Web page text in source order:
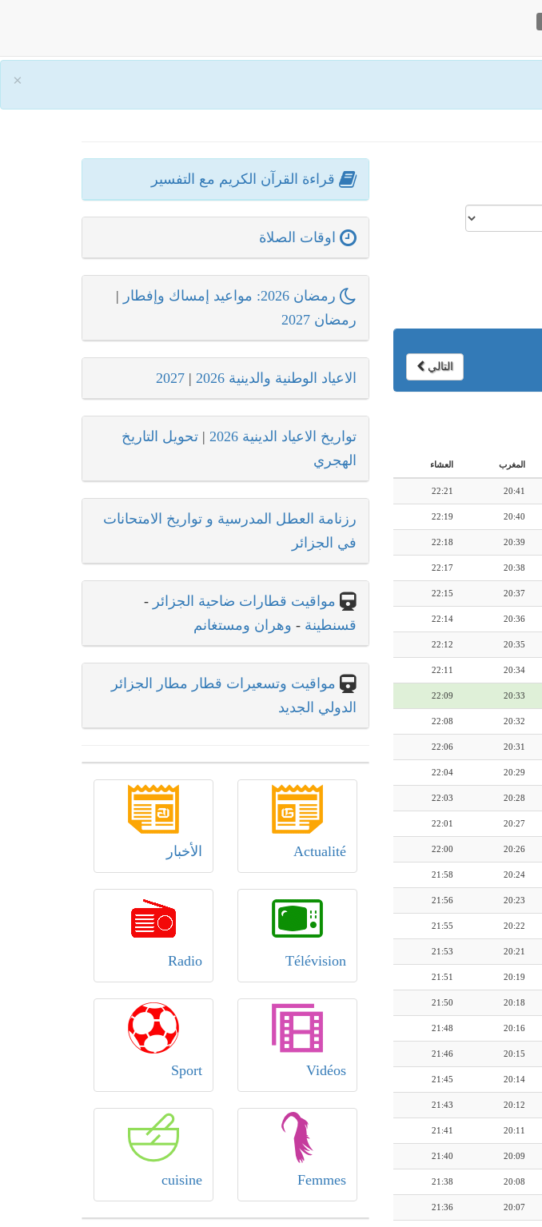
×
التالي
المغرب العشاء
20:41
22:21
20:40
22:19
20:39
22:18
20:38
22:17
20:37
22:15
20:36
22:14
20:35
22:12
20:34
22:11
20:33
22:09
20:32
22:08
20:31
22:06
20:29
22:04
20:28
22:03
20:27
22:01
20:26
22:00
20:24
21:58
20:23
21:56
20:22
21:55
20:21
21:53
20:19
21:51
20:18
21:50
20:16
21:48
20:15
21:46
20:14
21:45
20:12
21:43
20:11
21:41
20:09
21:40
20:08
21:38
20:07
21:36
قراءة القرآن الكريم مع التفسير
اوقات الصلاة
رمضان 2026: مواعيد إمساك وإفطار
|
رمضان 2027
الاعياد الوطنية والدينية 2026 |
2027
تواريخ الاعياد الدينية 2026 | تحويل التاريخ
الهجري
رزنامة العطل المدرسية و تواريخ الامتحانات
في الجزائر
مواقيت قطارات ضاحية الجزائر -
قسنطينة - وهران ومستغانم
مواقيت وتسعيرات قطار مطار الجزائر
الدولي الجديد
Actualité الأخبار
Télévision
Radio
Vidéos
Sport
Femmes
cuisine